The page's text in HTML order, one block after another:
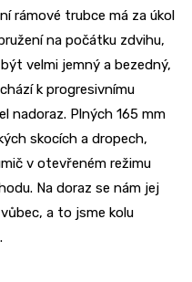
rámové trubce má za úkol
na počátku zdvihu,
velmi jemný a bezedný,
k progresivnímu
nadoraz. Plných 165 mm
skocích a dropech,
v otevřeném režimu
Na doraz se nám jej
a to jsme kolu